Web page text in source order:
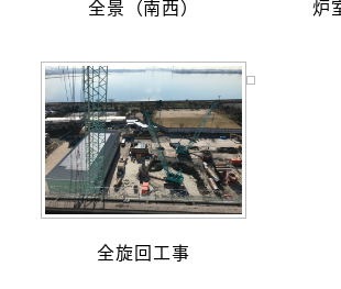
全景（南西） 炉
全旋回工事